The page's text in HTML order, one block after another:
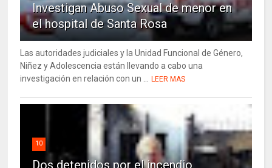
Investigan Abuso Sexual de menor en
el hospital de Santa Rosa
Las autoridades judiciales y la Unidad Funcional de Género,
Niñez y Adolescencia están llevando a cabo una
investigación en relación con un ... LEER MAS
10